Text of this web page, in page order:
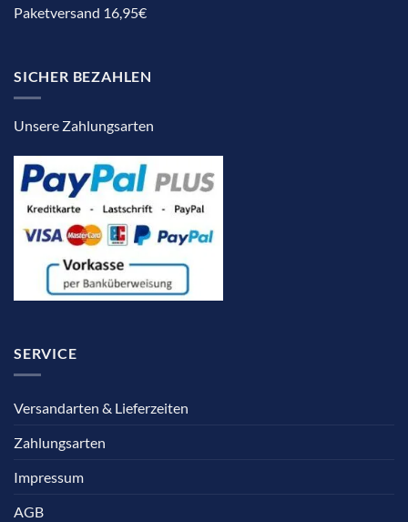
Paketversand 16,95€
SICHER BEZAHLEN
Unsere Zahlungsarten
SERVICE
Versandarten & Lieferzeiten
Zahlungsarten
Impressum
AGB